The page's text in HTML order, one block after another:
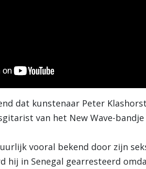
dat kunstenaar Peter
van het New Wave-bandje
vooral bekend door zijn
hij in Senegal gearresteerd